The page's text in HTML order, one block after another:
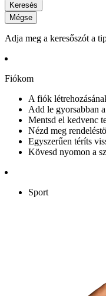
Keresés
Mégse
Adja meg a keresőszót a
Fiókom
A fiók
Add le gyorsabban
Mentsd el kedvenc
Nézd meg
Egyszerűen téríts
Kövesd nyomon a
Sport